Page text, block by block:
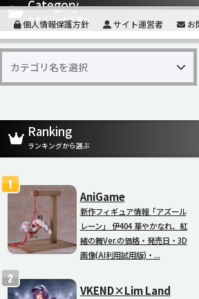
個人情報保護方針 サイト運営者 お
Category
カテゴリーから選ぶ
Ranking
ランキングから選ぶ
AniGame
新作フィギュア情報「アズール
レーン」 伊404 華やかなれ、紅
緒の舞Ver.の価格・発売日・3D
画像(AI利用試用版)・...
VKEND×Lim Land